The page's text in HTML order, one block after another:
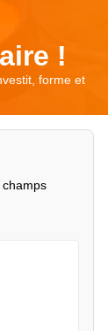
!
forme et
champs